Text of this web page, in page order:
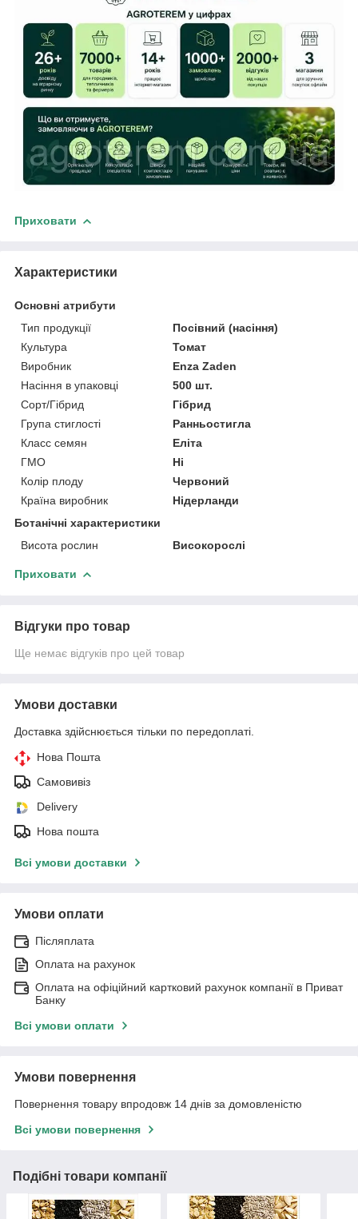
Приховати
Характеристики
Основні атрибути
Тип продукції
Посівний (насіння)
Культура
Томат
Виробник
Enza Zaden
Насіння в упаковці
500 шт.
Сорт/Гібрид
Гібрид
Група стиглості
Ранньостигла
Класс семян
Еліта
ГМО
Ні
Колір плоду
Червоний
Країна виробник
Нідерланди
Ботанічні характеристики
Висота рослин
Високорослі
Приховати
Відгуки про товар
Ще немає відгуків про цей товар
Умови доставки
Доставка здійснюється тільки по передоплаті.
Нова Пошта
Самовивіз
Delivery
Нова пошта
Всі умови доставки
Умови оплати
Післяплата
Оплата на рахунок
Оплата на офіційний картковий рахунок компанії в Приват
Банку
Всі умови оплати
Умови повернення
Повернення товару впродовж 14 днів за домовленістю
Всі умови повернення
Подібні товари компанії